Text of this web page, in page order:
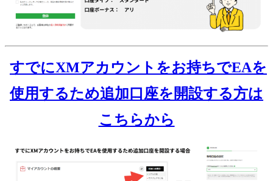
すでにXMアカウントをお持ちでEAを
使用するため追加口座を開設する方は
こちらから